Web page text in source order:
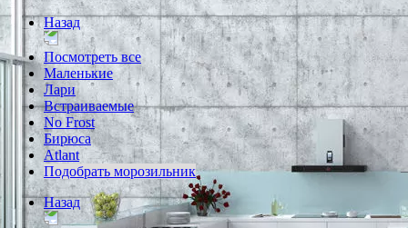
Назад
Посмотреть все
Маленькие
Лари
Встраиваемые
No Frost
Бирюса
Atlant
Подобрать морозильник
Назад